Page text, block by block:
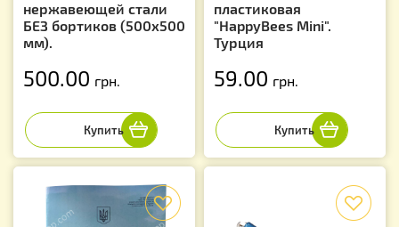
нержавеющей стали
БЕЗ бортиков (500х500
мм).
500.00 грн.
пластиковая
"HappyBees Mini".
Турция
59.00 грн.